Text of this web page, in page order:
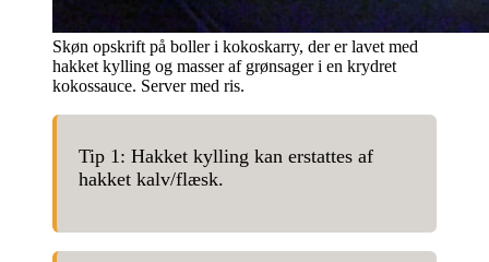
Skøn opskrift på boller i kokoskarry, der er lavet med
hakket kylling og masser af grønsager i en krydret
kokossauce. Server med ris.
Tip 1: Hakket kylling kan erstattes af
hakket kalv/flæsk.